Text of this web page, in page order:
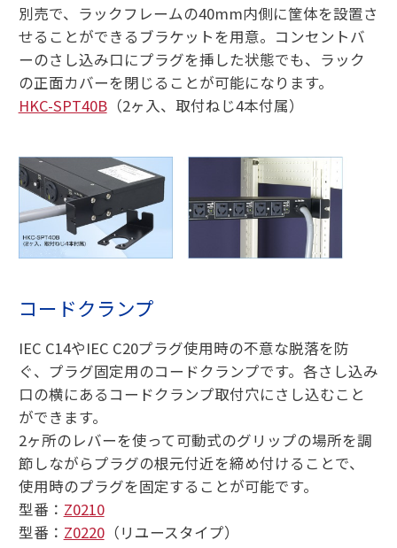
別売で、ラックフレームの40mm内側に筐体を設置さ
せることができるブラケットを用意。コンセントバ
ーのさし込み口にプラグを挿した状態でも、ラック
の正面カバーを閉じることが可能になります。
HKC-SPT40B（2ヶ入、取付ねじ4本付属）
コードクランプ
IEC C14やIEC C20プラグ使用時の不意な脱落を防
ぐ、プラグ固定用のコードクランプです。各さし込み
口の横にあるコードクランプ取付穴にさし込むこと
ができます。
2ヶ所のレバーを使って可動式のグリップの場所を調
節しながらプラグの根元付近を締め付けることで、
使用時のプラグを固定することが可能です。
型番： Z0210
型番： Z0220（リユースタイプ）